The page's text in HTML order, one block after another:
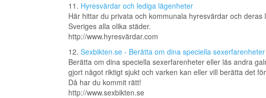
11. Hyresvärdar och lediga lägenheter
Här hittar du privata och kommunala hyresvärdar och deras
Sveriges alla olika städer.
http://www.hyresvärdar.com
12. Sexbikten.se - Berätta om dina speciella
Berätta om dina speciella sexerfarenheter eller läs andra
gjort något riktigt sjukt och varken kan eller vill berätta det
Då har du kommit rätt!
http://www.sexbikten.se